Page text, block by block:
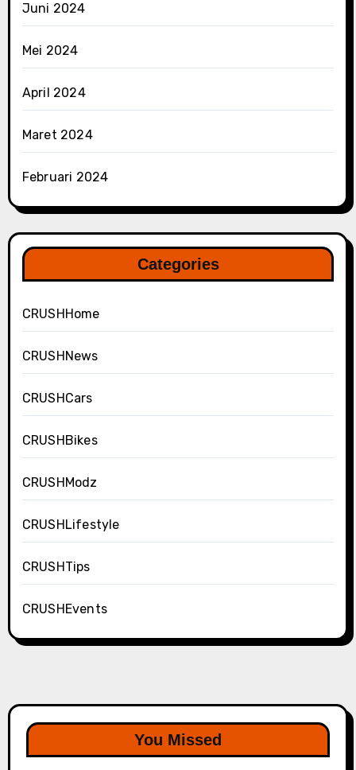
Juni 2024
Mei 2024
April 2024
Maret 2024
Februari 2024
Categories
CRUSHHome
CRUSHNews
CRUSHCars
CRUSHBikes
CRUSHModz
CRUSHLifestyle
CRUSHTips
CRUSHEvents
You Missed